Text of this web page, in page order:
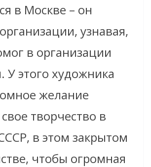
в Москве – он
узнавая,
в организации
У этого художника
желание
творчество в
в этом закрытом
чтобы огромная